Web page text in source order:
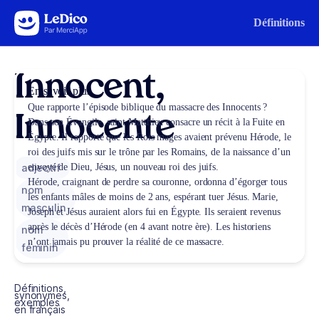
Aller au contenu Définitions
Innocent,
Innocente
adjectif
nom
masculin
nom
féminin
Définitions,
synonymes,
exemples
en français
En savoir plus
Que rapporte l’épisode biblique du massacre des Innocents ?
Dans son Évangile, saint Matthieu consacre un récit à la Fuite en
Égypte. Il rapporte que les Rois mages avaient prévenu Hérode, le
roi des juifs mis sur le trône par les Romains, de la naissance d’un
envoyé de Dieu, Jésus, un nouveau roi des juifs.
Hérode, craignant de perdre sa couronne, ordonna d’égorger tous
les enfants mâles de moins de 2 ans, espérant tuer Jésus. Marie,
Joseph et Jésus auraient alors fui en Égypte. Ils seraient revenus
après le décès d’Hérode (en 4 avant notre ère). Les historiens
n’ont jamais pu prouver la réalité de ce massacre.